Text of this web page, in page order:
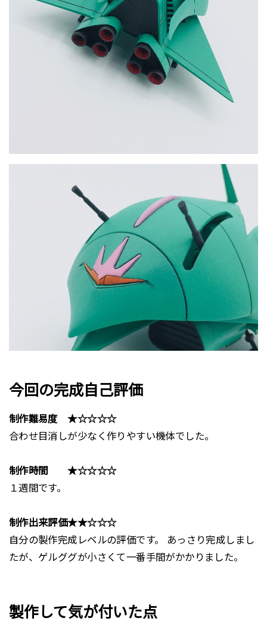
今回の完成自己評価
制作難易度 ★☆☆☆☆
合わせ目消しが少なく作りやすい機体でした。
制作時間 ★☆☆☆☆
１週間です。
制作出来評価★★☆☆☆
自分の製作完成レベルの評価です。 あっさり完成しまし
たが、ゲルググが小さくて一番手間がかかりました。
製作して気が付いた点